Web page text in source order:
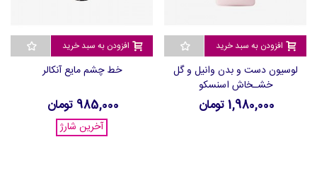
افزودن به سبد خرید
لوسیون دست و بدن وانیل و گل
خشـخاش اسنسکو
1,980,000 تومان
افزودن به سبد خرید
خط چشم مایع آنکالر
985,000 تومان
آخرین شارژ